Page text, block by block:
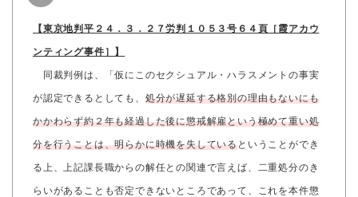
【東京地判平２４．３．２７労判１０５３号６４頁［霞アカウ
ンティング事件］】
同裁判例は、「仮にこのセクシュアル・ハラスメントの事実
が認定できるとしても、 処分が遅延する格別の理由もないにも
かかわらず約２年も経過した後に懲戒解雇という極めて重い処
分を行うことは、明らかに時機を失しているということができ
る上、上記課長職からの解任との関連で言えば、二重処分のき
らいがあることも否定できないところであって、これを本件懲